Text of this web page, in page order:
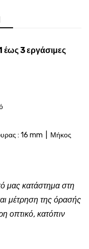
3 εργάσιμες
: 16 mm | Μήκος
μας κατάστημα στη
μέτρηση της όρασής
οπτικό, κατόπιν